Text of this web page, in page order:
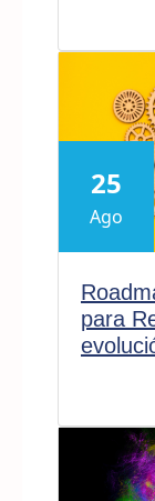
25
Ago
para